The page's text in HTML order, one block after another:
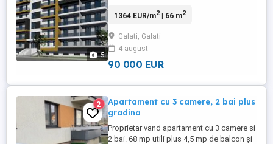
5
mp si 106 mp reunite intr-un corp de
compartimentate eficient si dotate cu
finisaje moderne: - Apartamente cu 2
camere 66 mp - Aparttamente cu 2 camere
1364 EUR/m2| 66 m2
Galati, Galati
4 august
90 000 EUR
2
Apartament cu 3 camere, 2 bai plus
gradina
Proprietar vand apartament cu 3 camere si
2 bai. 68 mp utili plus 4,5 mp de balcon și